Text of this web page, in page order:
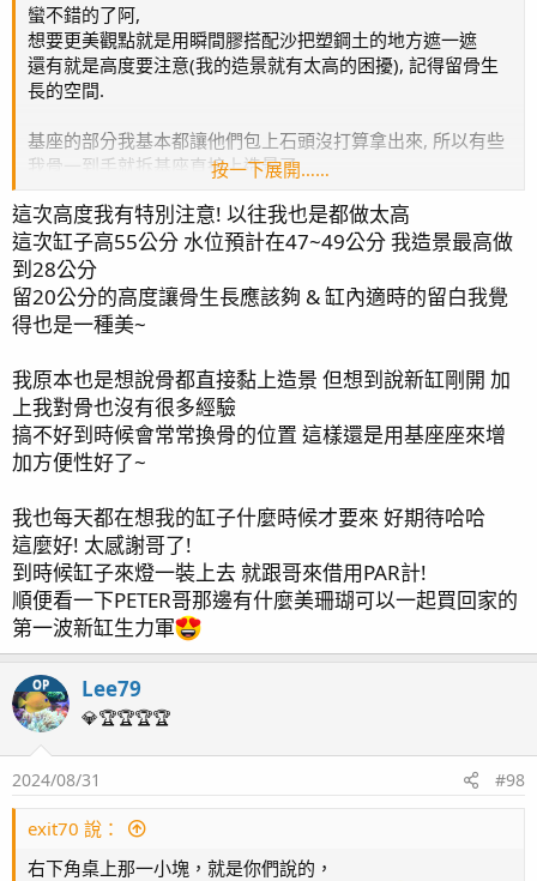
蠻不錯的了阿,
想要更美觀點就是用瞬間膠搭配沙把塑鋼土的地方遮一遮
還有就是高度要注意(我的造景就有太高的困擾), 記得留骨生
長的空間.
基座的部分我基本都讓他們包上石頭沒打算拿出來, 所以有些
我骨一到手就拆基座直接上造景了.
各有利弊吧.(讓骨早點包到骨, 長勢會好蠻多的, 比起基座) (但
也可能是我自己觀察錯誤, 哈哈)
期待你的缸, PAR計借你不用錢~
直接來取~哈哈
按一下展開……
這次高度我有特別注意! 以往我也是都做太高
這次缸子高55公分 水位預計在47~49公分 我造景最高做
到28公分
留20公分的高度讓骨生長應該夠 & 缸內適時的留白我覺
得也是一種美~
我原本也是想說骨都直接黏上造景 但想到說新缸剛開 加
上我對骨也沒有很多經驗
搞不好到時候會常常換骨的位置 這樣還是用基座座來增
加方便性好了~
我也每天都在想我的缸子什麼時候才要來 好期待哈哈
這麼好! 太感謝哥了!
到時候缸子來燈一裝上去 就跟哥來借用PAR計!
順便看一下PETER哥那邊有什麼美珊瑚可以一起買回家的
第一波新缸生力軍
OP Lee79
💎🏆🏆🏆🏆
2024/08/31 #98
exit70 說：
右下角桌上那一小塊，就是你們說的，